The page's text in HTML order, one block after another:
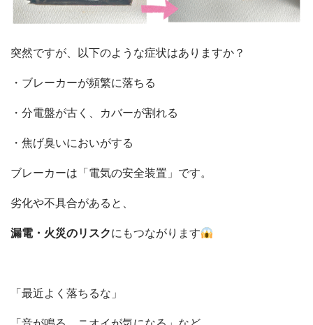
現場ブログ
お電話でお気軽にお問い合わせください
営業時間10：00～18：00（日祝除く）
突然ですが、以下のような症状はありますか？
・ブレーカーが頻繁に落ちる
・分電盤が古く、カバーが割れる
・焦げ臭いにおいがする
ブレーカーは「電気の安全装置」です。
劣化や不具合があると、
漏電・火災のリスクにもつながります
「最近よく落ちるな」